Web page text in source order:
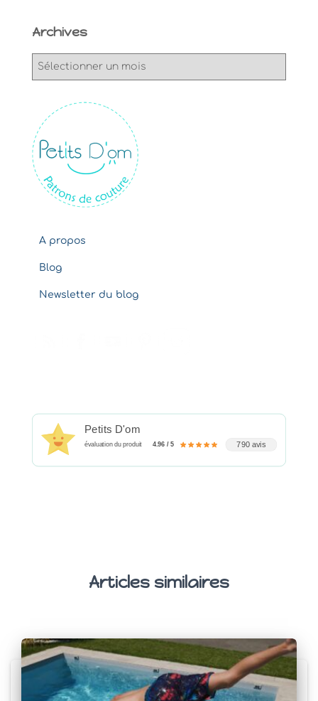
Archives
v
e
s
A propos
Blog
Newsletter du blog
Petits D'om
évaluation du produit 4.96 / 5 790 avis
Articles similaires